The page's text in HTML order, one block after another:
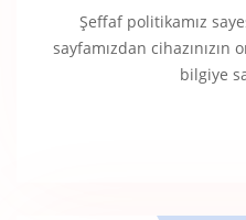
Şeffaf politikamız
sayfamızdan cihazınızın
bilgiye